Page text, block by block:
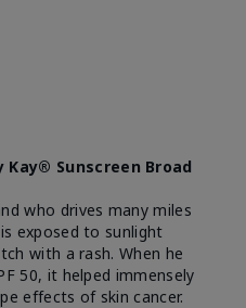
Sunscreen Broad
who drives many miles
exposed to sunlight
with a rash. When he
50, it helped immensely
effects of skin cancer.